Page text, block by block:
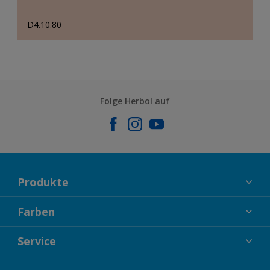
D4.10.80
Folge Herbol auf
Produkte
FASSADENFARBEN
INNENFARBEN
LACKE
Farben
KOLLEKTIONEN
FARBTRENDS
Service